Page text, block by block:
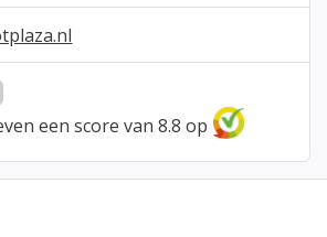
een score van 8.8 op